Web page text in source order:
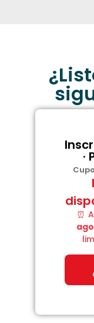
·
⏰